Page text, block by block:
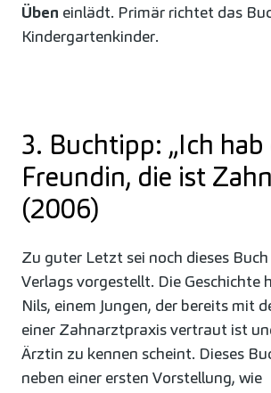
Üben einlädt. Primär richtet das
Kindergartenkinder.
3. Buchtipp: „Ich hab
Freundin, die ist
(2006)
Zu guter Letzt sei noch dieses Buch
Verlags vorgestellt. Die Geschichte
Nils, einem Jungen, der bereits mit
einer Zahnarztpraxis vertraut ist
Ärztin zu kennen scheint. Dieses
neben einer ersten Vorstellung, wie